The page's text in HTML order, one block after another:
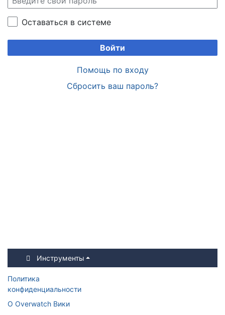
Оставаться в системе
Войти
Помощь по входу
Сбросить ваш пароль?
Инструменты
Политика
конфиденциальности
О Overwatch Вики